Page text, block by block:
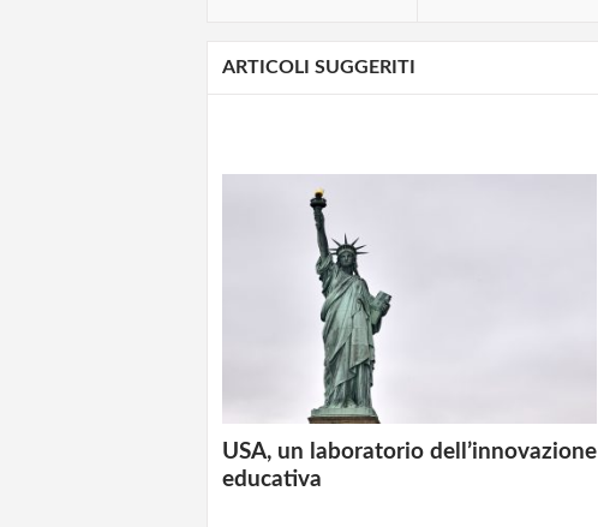
ARTICOLI SUGGERITI
USA, un laboratorio dell’innovazione
educativa